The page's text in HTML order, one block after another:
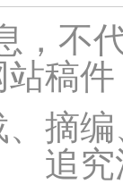
，不
站稿
摘
追